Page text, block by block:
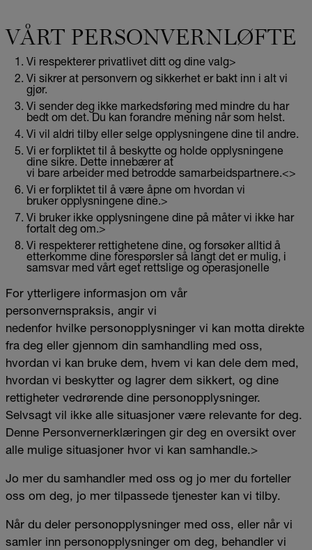
VÅRT PERSONVERNLØFTE
Vi respekterer privatlivet ditt og dine valg>
Vi sikrer at personvern og sikkerhet er bakt inn i alt vi
gjør.
Vi sender deg ikke markedsføring med mindre du har
bedt om det. Du kan forandre mening når som helst.
Vi vil aldri tilby eller selge opplysningene dine til andre.
Vi er forpliktet til å beskytte og holde opplysningene
dine sikre. Dette innebærer at
vi bare arbeider med betrodde samarbeidspartnere.<>
Vi er forpliktet til å være åpne om hvordan vi
bruker opplysningene dine.>
Vi bruker ikke opplysningene dine på måter vi ikke har
fortalt deg om.>
Vi respekterer rettighetene dine, og forsøker alltid å
etterkomme dine forespørsler så langt det er mulig, i
samsvar med vårt eget rettslige og operasjonelle
For ytterligere informasjon om vår
personvernspraksis, angir vi
nedenfor hvilke personopplysninger vi kan motta direkte
fra deg eller gjennom din samhandling med oss,
hvordan vi kan bruke dem, hvem vi kan dele dem med,
hvordan vi beskytter og lagrer dem sikkert, og dine
rettigheter vedrørende dine personopplysninger.
Selvsagt vil ikke alle situasjoner være relevante for deg.
Denne Personvernerklæringen gir deg en oversikt over
alle mulige situasjoner hvor vi kan samhandle.>
Jo mer du samhandler med oss og jo mer du forteller
oss om deg, jo mer tilpassede tjenester kan vi tilby.
Når du deler personopplysninger med oss, eller når vi
samler inn personopplysninger om deg, behandler vi